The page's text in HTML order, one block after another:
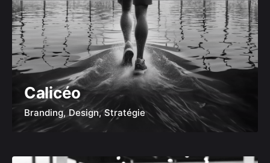
Calicéo
Branding Design Stratégie